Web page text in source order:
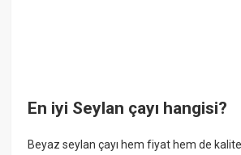
En iyi Seylan çayı hangisi?
Beyaz seylan çayı hem fiyat hem de